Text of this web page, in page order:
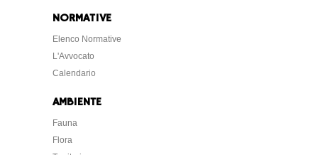
NORMATIVE
Elenco Normative
L'Avvocato
Calendario
AMBIENTE
Fauna
Flora